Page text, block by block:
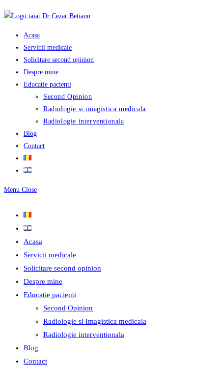
Skip
content Acasa
Servicii medicale
Solicitare second opinion
Despre mine
Educatie pacienti
Second Opinion
Radiologie si imagistica medicala
Radiologie interventionala
Blog
Contact
Menu Close
Acasa
Servicii medicale
Solicitare second opinion
Despre mine
Educatie pacienti
Second Opinion
Radiologie si Imagistica medicala
Radiologie interventionala
Blog
Contact